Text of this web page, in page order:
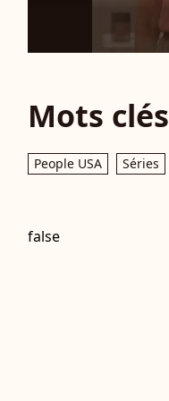
Mots clés
People USA Séries
false